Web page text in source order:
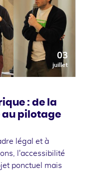
03
juillet
: de la
au pilotage
légal et à
l'accessibilité
ponctuel mais